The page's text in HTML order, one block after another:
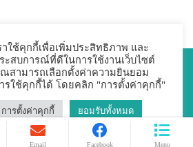
Perfect Co.,ltd. All Rights Reserved.
าใช้คุกกี้เพื่อเพิ่มประสิทธิภาพ และ
ะสบการณ์ที่ดีในการใช้งานเว็บไซต์
สามารถเลือกตั้งค่าความยินยอม
รใช้คุกกี้ได้ โดยคลิก "การตั้งค่าคุกกี้"
การตั้งค่าคุกกี้ ยอมรับทั้งหมด